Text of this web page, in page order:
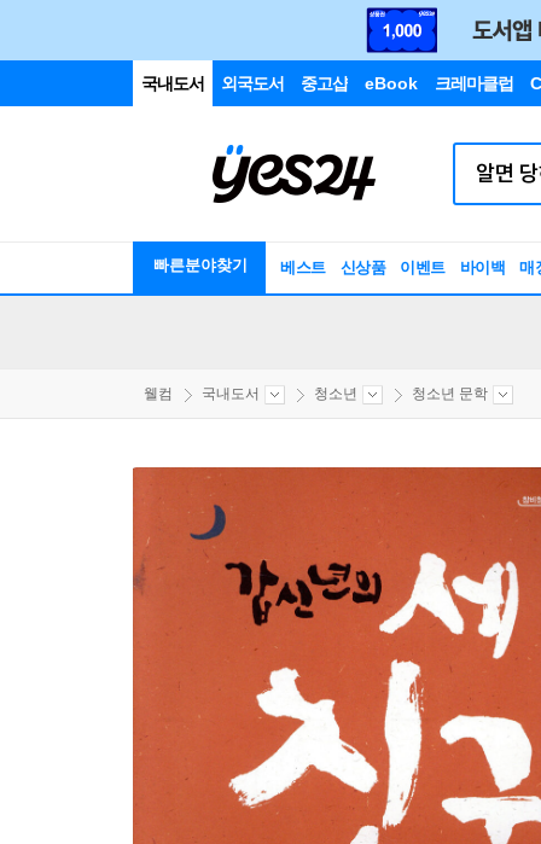
국내도서 외국도서 중고샵 eBook 크레마클럽
빠른분야찾기 베스트 신상품 이벤트 바이백 매
웰컴 국내도서 청소년 청소년 문학